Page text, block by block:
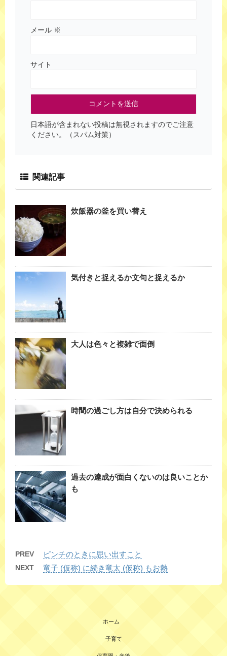
メール ※
サイト
日本語が含まれない投稿は無視されますのでご注意
ください。（スパム対策）
関連記事
炊飯器の釜を買い替え
気付きと捉えるか文句と捉えるか
大人は色々と複雑で面倒
時間の過ごし方は自分で決められる
過去の達成が面白くないのは良いことか
も
PREV ピンチのときに思い出すこと
NEXT 竜子 (仮称) に続き竜太 (仮称) もお熱
ホーム
子育て